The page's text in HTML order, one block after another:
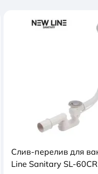
Слив-перелив для
Line Sanitary SL-60CR